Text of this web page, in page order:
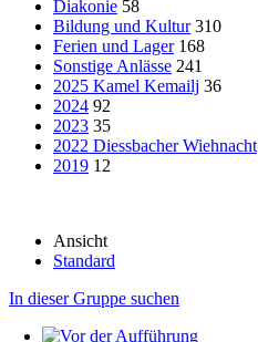
Diakonie 58
Bildung und Kultur 310
Ferien und Lager 168
Sonstige Anlässe 241
2025 Kamel Kemailj 36
2024 92
2023 35
2022 Diessbacher Wiehnacht
2019 12
Ansicht
Standard
In dieser Gruppe suchen